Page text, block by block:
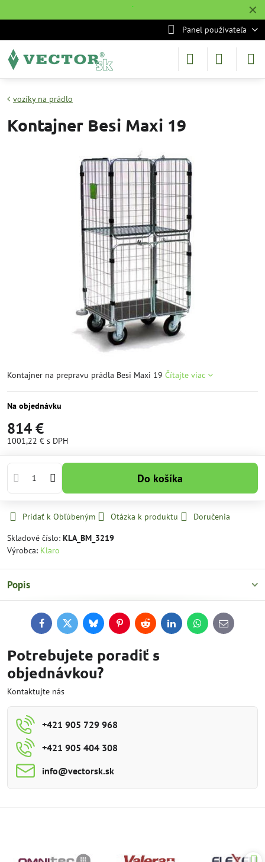
✕
˙
Panel používateľa
vozíky na prádlo
Kontajner Besi Maxi 19
Kontajner na prepravu prádla Besi Maxi 19 Čítajte viac
Na objednávku
814 €
1001,22 € s DPH
Do košíka
Pridať k Obľúbeným Otázka k produktu
Doručenia
Skladové číslo: KLA_BM_3219
Výrobca: Klaro
Popis
FacebookTwitterBlueskyPinterestReddit LinkedInWhatsApp
E-
mail
Potrebujete poradiť s
objednávkou?
Kontaktujte nás
+421 905 729 968
+421 905 404 308
info​@vectorsk​.sk